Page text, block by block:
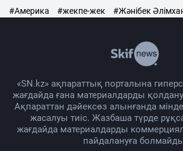
#Америка #жекпе-жек #Жәнібек
«SN.kz» ақпараттық порталына
жағдайда ғана материалдарды
Ақпараттан дәйексөз алынғанда
жасалуы тиіс. Жазбаша түрде
жағдайда материалдарды
пайдалануға